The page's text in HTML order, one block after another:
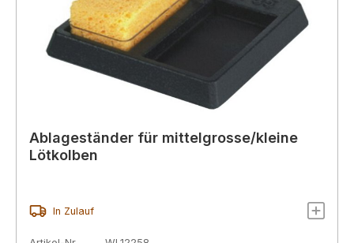
Ablageständer für mittelgrosse/kleine
Lötkolben
In Zulauf